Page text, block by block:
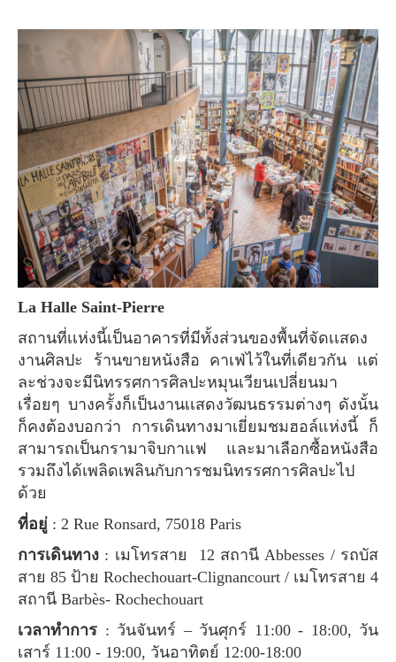
La Halle Saint-Pierre
สถานที่เเห่งนี้เป็นอาคารที่มีทั้งส่วนของพื้นที่จัดเเสดง
งานศิลปะ ร้านขายหนังสือ คาเฟ่ไว้ในที่เดียวกัน เเต่
ละช่วงจะมีนิทรรศการศิลปะหมุนเวียนเปลี่ยนมา
เรื่อยๆ บางครั้งก็เป็นงานเเสดงวัฒนธรรมต่างๆ ดังนั้น
ก็คงต้องบอกว่า การเดินทางมาเยี่ยมชมฮอล์แห่งนี้ ก็
สามารถเป็นกรามาจิบกาแฟ และมาเลือกซื้อหนังสือ
รวมถึงได้เพลิดเพลินกับการชมนิทรรศการศิลปะไป
ด้วย
ที่อยู่ : 2 Rue Ronsard, 75018 Paris
การเดินทาง : เมโทรสาย 12 สถานี Abbesses / รถบัส
สาย 85 ป้าย Rochechouart-Clignancourt / เมโทรสาย 4
สถานี Barbès- Rochechouart
เวลาทำการ : วันจันทร์ – วันศุกร์ 11:00 - 18:00, วัน
เสาร์ 11:00 - 19:00, วันอาทิตย์ 12:00-18:00